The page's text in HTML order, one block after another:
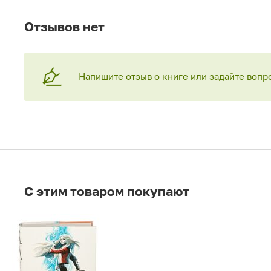
Отзывов нет
Напишите отзыв о книге или задайте
C этим товаром покупают